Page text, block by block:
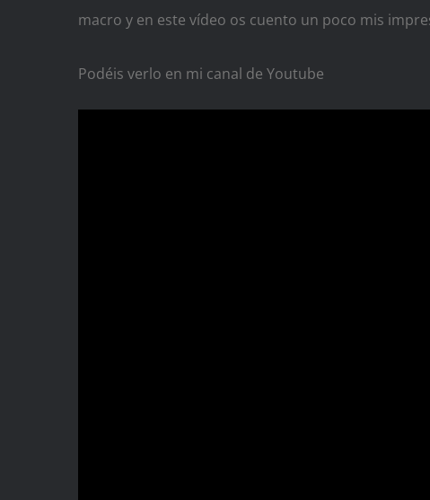
macro y en este vídeo os cuento un poco mis
Podéis verlo en mi canal de Youtube